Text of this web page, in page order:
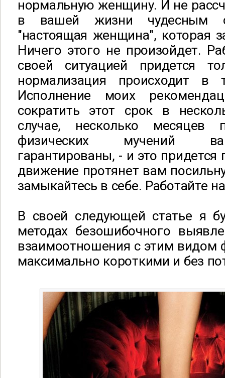
нормальную женщину. И не
в вашей жизни чудесным
"настоящая женщина", которая
Ничего этого не произойдет.
своей ситуацией придется
нормализация происходит в
Исполнение моих
сократить этот срок в
случае, несколько месяцев
физических мучений
гарантированы, - и это
движение протянет вам
замыкайтесь в себе. Работайте
В своей следующей статье я
методах безошибочного
взаимоотношения с этим видом
максимально короткими и без